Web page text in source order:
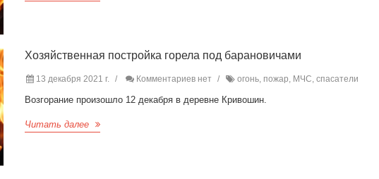
Хозяйственная постройка горела под барановичами
13 декабря 2021 г. Комментариев нет огонь, пожар, МЧС, спасатели
Возгорание произошло 12 декабря в деревне Кривошин.
Читать далее